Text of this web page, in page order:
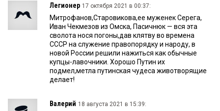
Легионер 17 октября 2021 в 00:37:
Митрофанов,Старовикова,ее муженек Серега,
Иван Чекмезов из Омска, Пасичнюк — вся эта
сволота нося погоны,дав клятву во времена
СССР на служение правопорядку и народу, в
новой России решили нажиться как обычные
купцы-лавочники. Хорошо Путин их
подмел,метла путинская чудеса животворящие
делает!
Валерий 18 августа 2021 в 15:39: